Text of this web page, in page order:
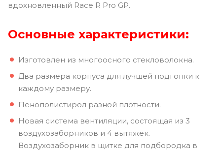
вдохновленный Race R Pro GP.
Основные характеристики:
Изготовлен из многоосного стекловолокна.
Два размера корпуса для лучшей подгонки к
каждому размеру.
Пенополистирол разной плотности.
Новая система вентиляции, состоящая из 3
воздухозаборников и 4 вытяжек.
Воздухозаборник в щитке для подбородка в